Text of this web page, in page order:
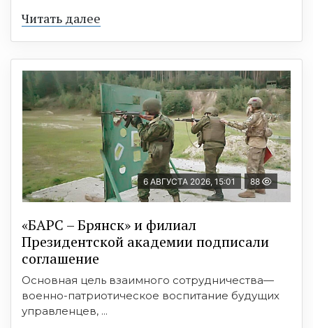
Читать далее
6 АВГУСТА 2026, 15:01 88
«БАРС – Брянск» и филиал
Президентской академии подписали
соглашение
Основная цель взаимного сотрудничества—
военно-патриотическое воспитание будущих
управленцев, ...